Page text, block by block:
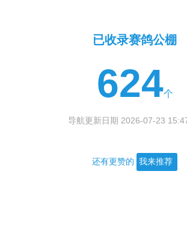
已收录赛鸽公棚
624个
导航更新日期 2026-07-23
还有更赞的 我来推荐